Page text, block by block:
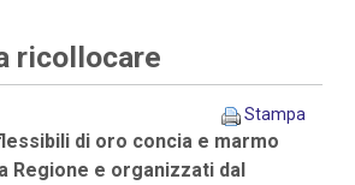
ricollocare
Stampa
di oro concia e marmo
Regione e organizzati dal